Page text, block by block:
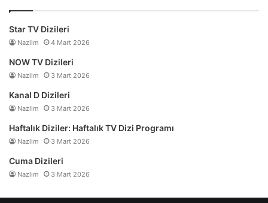
Star TV Dizileri
Nazlim 4 Mart 2026
NOW TV Dizileri
Nazlim 3 Mart 2026
Kanal D Dizileri
Nazlim 3 Mart 2026
Haftalık Diziler: Haftalık TV Dizi Programı
Nazlim 3 Mart 2026
Cuma Dizileri
Nazlim 3 Mart 2026